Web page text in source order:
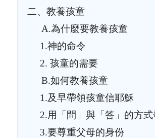
二、 教養孩童
A.為什麼要教養孩童
1.神的命令
2. 孩童的需要
B.如何教養孩童
1.及早帶領孩童信耶穌
2.用「問」與「答」的方
3.要尊重父母的身份